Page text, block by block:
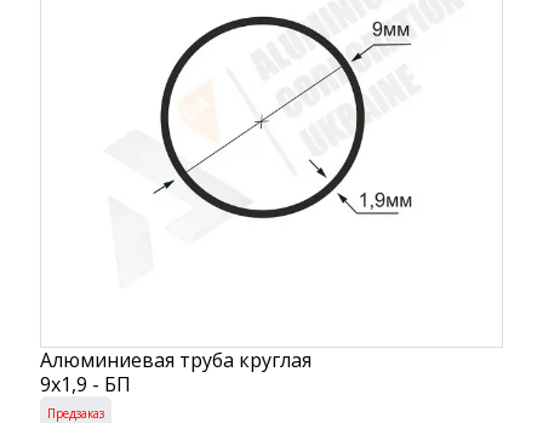
Алюминиевая труба круглая
9х1,9 - БП
Предзаказ